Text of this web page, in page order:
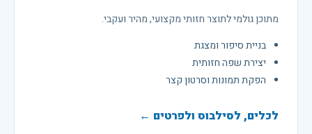
מתוכן גולמי לתוצר חזותי מקצועי, מהיר ועקבי.
בניית סיפור ומצגת
יצירת שפה חזותית
הפקת תמונות וסרטון קצר
לכלים, לסילבוס ולפרטים ←